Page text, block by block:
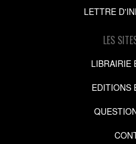
LETTRE
LES
LIBRAIRIE
EDITIONS